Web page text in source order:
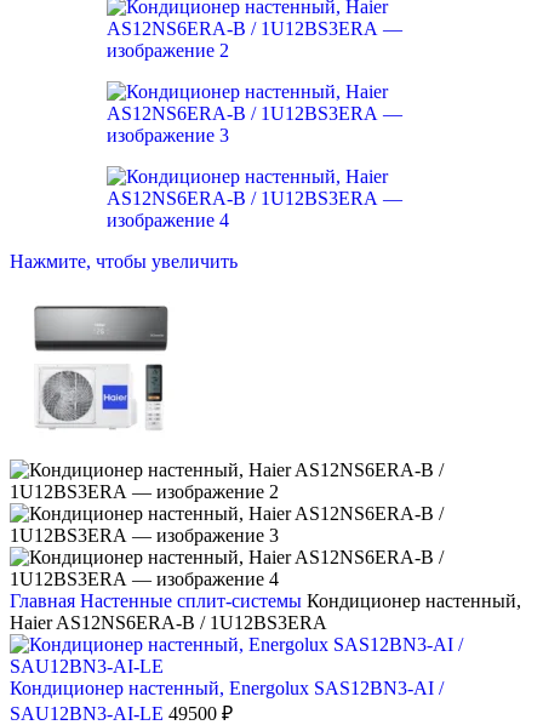
Нажмите, чтобы увеличить
Главная Настенные сплит-системы Кондиционер настенный,
Haier AS12NS6ERA-B / 1U12BS3ERA
Кондиционер настенный, Energolux SAS12BN3-AI /
SAU12BN3-AI-LE 49500 ₽